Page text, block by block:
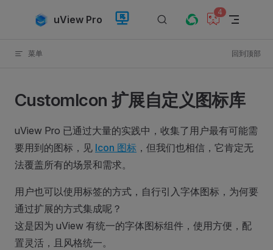
Skip to contentuView Pro
4
菜单 回到顶部
CustomIcon 扩展自定义图标库
uView Pro 已通过大量的实践中，收集了用户最有可能需
要用到的图标，见 Icon 图标 ，但我们也相信，它肯定无
法覆盖所有的场景和需求。
用户也可以使用标签的方式，自行引入字体图标，为何要
通过扩展的方式集成呢？
这是因为 uView 有统一的字体图标组件，使用方便，配
置灵活，且风格统一。